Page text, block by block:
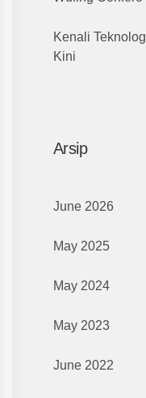
Kenali
Kini
Arsip
June 2026
May 2025
May 2024
May 2023
June 2022